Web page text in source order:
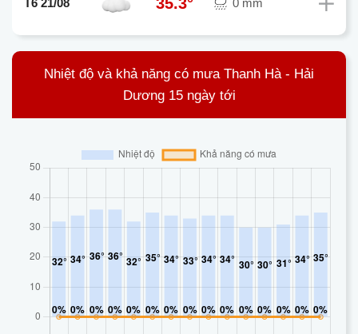
T6 21/08 0 mm
Nhiệt độ và khả năng có mưa Thanh Hà - Hải
Dương 15 ngày tới